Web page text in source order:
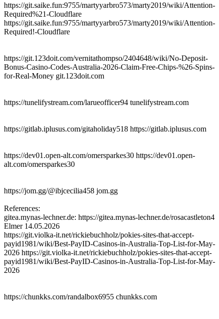
https://git.saike.fun:9755/martyyarbro573/marty2019/wiki/Attention-
Required%21-Cloudflare
https://git.saike.fun:9755/martyyarbro573/marty2019/wiki/Attention-
Required!-Cloudflare
https://git.123doit.com/vernitathompso/2404648/wiki/No-Deposit-
Bonus-Casino-Codes-Australia-2026-Claim-Free-Chips-%26-Spins-
for-Real-Money git.123doit.com
https://tunelifystream.com/larueofficer94 tunelifystream.com
https://gitlab.iplusus.com/gitaholiday518 https://gitlab.iplusus.com
https://dev01.open-alt.com/omersparkes30 https://dev01.open-
alt.com/omersparkes30
https://jom.gg/@ibjcecilia458 jom.gg
References:
gitea.mynas-lechner.de: https://gitea.mynas-lechner.de/rosacastleton4
Elmer 14.05.2026
https://git.violka-it.net/rickiebuchholz/pokies-sites-that-accept-
payid1981/wiki/Best-PayID-Casinos-in-Australia-Top-List-for-May-
2026 https://git.violka-it.net/rickiebuchholz/pokies-sites-that-accept-
payid1981/wiki/Best-PayID-Casinos-in-Australia-Top-List-for-May-
2026
https://chunkks.com/randalbox6955 chunkks.com